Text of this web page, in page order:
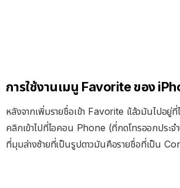
การใช้งานเมนู Favorite ของ
หลังจากเพิ่มรายชื่อเข้า Favorite แ้ล้วมันไปอยู่
คลิกเข้าไปที่ไอคอน Phone (ที่กดโทรออกประจ
ที่มุมล่างซ้ายที่เป็นรูปดาวมันคือรายชื่อที่เป็น